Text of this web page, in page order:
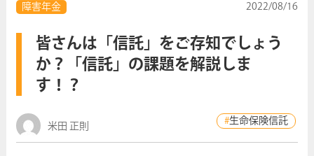
障害年金 2022/08/16
皆さんは「信託」をご存知でしょう
か？「信託」の課題を解説しま
す！？
米田 正則 生命保険信託